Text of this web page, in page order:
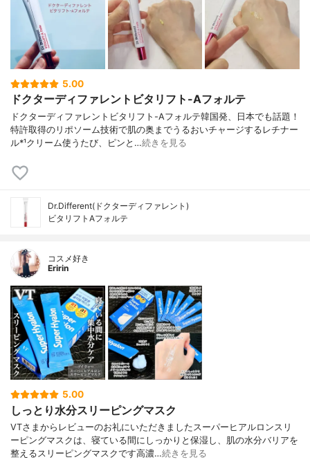
5.00
ドクターディファレントビタリフト-Aフォルテ
ドクターディファレントビタリフト-Aフォルテ韓国発、日本でも話題！
特許取得のリポソーム技術で肌の奥までうるおいチャージするレチナー
ル*¹クリーム使うたび、ピンと…続きを見る
Dr.Different(ドクターディファレント)
ビタリフトAフォルテ
コスメ好き
Eririn
5.00
しっとり水分スリーピングマスク
VTさまからレビューのお礼にいただきましたスーパーヒアルロンスリ
ーピングマスクは、寝ている間にしっかりと保湿し、肌の水分バリアを
整えるスリーピングマスクです高濃…続きを見る